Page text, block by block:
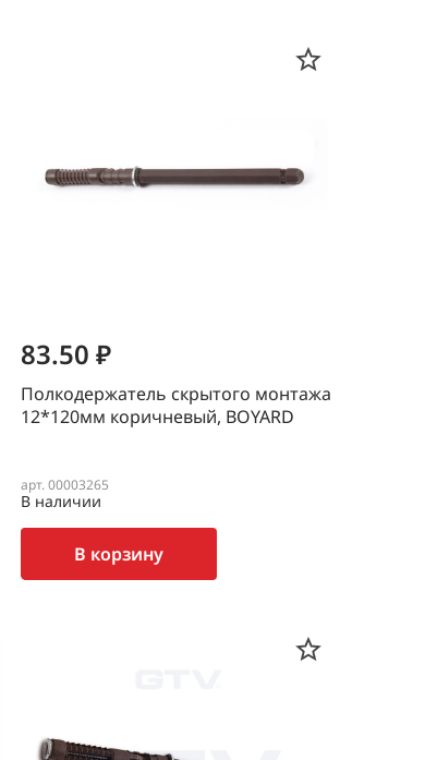
83.50 ₽
Полкодержатель скрытого монтажа
12*120мм коричневый, BOYARD
арт. 00003265
В наличии
В корзину